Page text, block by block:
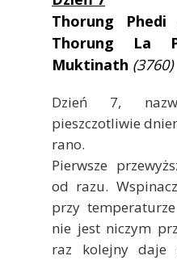
Thorung Phedi
Thorung La
Muktinath (3760)
Dzień 7,
pieszczotliwie
rano.
Pierwsze
od razu.
przy
nie jest niczym
raz kolejny daje